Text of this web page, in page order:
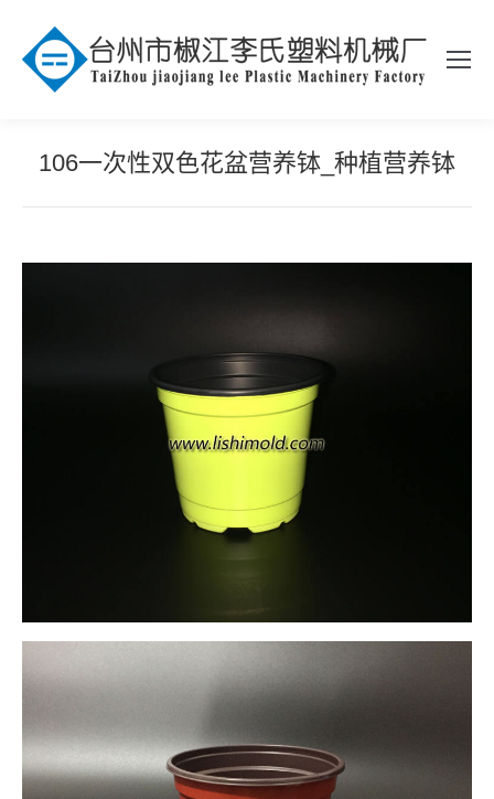
106一次性双色花盆营养钵_种植营养钵